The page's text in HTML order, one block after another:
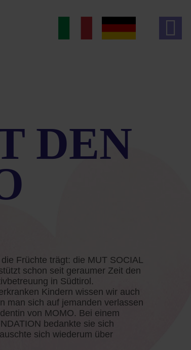
DEN
Früchte trägt: die MUT SOCIAL
schon seit geraumer Zeit den
in Südtirol.
Kindern wissen wir auch
man sich auf jemanden verlassen
von MOMO. Bei einem
bedankte sie sich
sich wiederum über